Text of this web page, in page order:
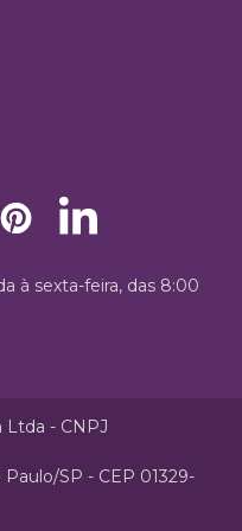
à sexta-feira, das 8:00
Ltda - CNPJ
Paulo/SP - CEP 01329-